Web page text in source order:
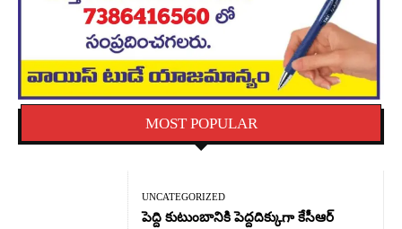
MOST POPULAR
UNCATEGORIZED
పెద్ది కుటుంబానికి పెద్దదిక్కుగా కేసీఆర్